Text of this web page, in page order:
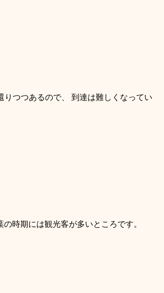
つつあるので、 到達は難しくなってい
時期には観光客が多いところです。